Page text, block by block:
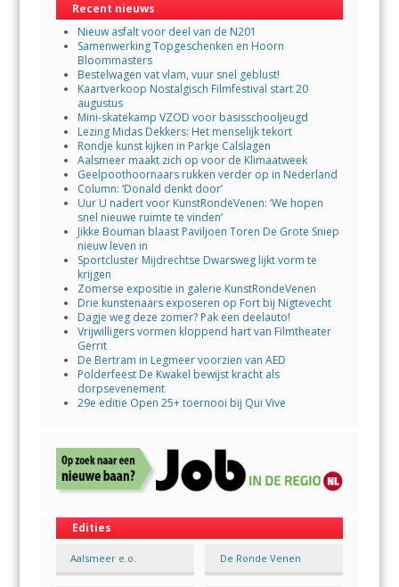
Recent nieuws
Nieuw asfalt voor deel van de N201
Samenwerking Topgeschenken en Hoorn
Bloommasters
Bestelwagen vat vlam, vuur snel geblust!
Kaartverkoop Nostalgisch Filmfestival start 20
augustus
Mini-skatekamp VZOD voor basisschooljeugd
Lezing Midas Dekkers: Het menselijk tekort
Rondje kunst kijken in Parkje Calslagen
Aalsmeer maakt zich op voor de Klimaatweek
Geelpoothoornaars rukken verder op in Nederland
Column: ‘Donald denkt door’
Uur U nadert voor KunstRondeVenen: ‘We hopen
snel nieuwe ruimte te vinden’
Jikke Bouman blaast Paviljoen Toren De Grote Sniep
nieuw leven in
Sportcluster Mijdrechtse Dwarsweg lijkt vorm te
krijgen
Zomerse expositie in galerie KunstRondeVenen
Drie kunstenaars exposeren op Fort bij Nigtevecht
Dagje weg deze zomer? Pak een deelauto!
Vrijwilligers vormen kloppend hart van Filmtheater
Gerrit
De Bertram in Legmeer voorzien van AED
Polderfeest De Kwakel bewijst kracht als
dorpsevenement
29e editie Open 25+ toernooi bij Qui Vive
Edities
Aalsmeer e.o. De Ronde Venen